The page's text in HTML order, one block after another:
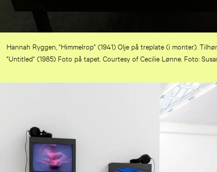
Hannah Ryggen, "Himmelrop" (1941) Olje på treplate (i monter).
"Untitled" (1985) Foto på tapet. Courtesy of Cecilie Lønne. Foto: